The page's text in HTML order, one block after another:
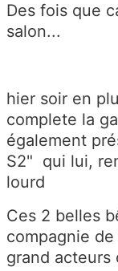
Des fois que
salon...
hier soir en
complete la
également
S2" qui lui,
lourd
Ces 2 belles
compagnie
grand acteurs